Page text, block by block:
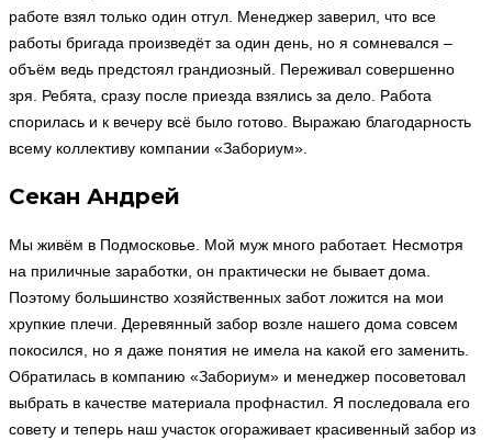
работе взял только один отгул. Менеджер заверил, что все
работы бригада произведёт за один день, но я сомневался –
объём ведь предстоял грандиозный. Переживал совершенно
зря. Ребята, сразу после приезда взялись за дело. Работа
спорилась и к вечеру всё было готово. Выражаю благодарность
всему коллективу компании «Забориум».
Секан Андрей
Мы живём в Подмосковье. Мой муж много работает. Несмотря
на приличные заработки, он практически не бывает дома.
Поэтому большинство хозяйственных забот ложится на мои
хрупкие плечи. Деревянный забор возле нашего дома совсем
покосился, но я даже понятия не имела на какой его заменить.
Обратилась в компанию «Забориум» и менеджер посоветовал
выбрать в качестве материала профнастил. Я последовала его
совету и теперь наш участок огораживает красивенный забор из